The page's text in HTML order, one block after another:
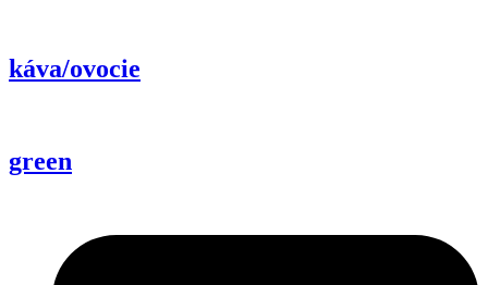
káva/ovocie
green